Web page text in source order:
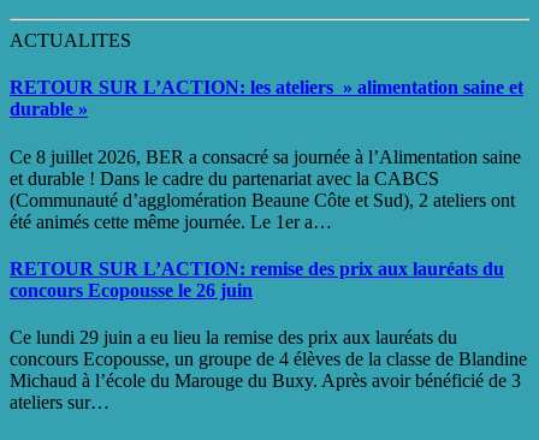
ACTUALITES
RETOUR SUR L’ACTION: les ateliers » alimentation saine et
durable »
Ce 8 juillet 2026, BER a consacré sa journée à l’Alimentation saine
et durable ! Dans le cadre du partenariat avec la CABCS
(Communauté d’agglomération Beaune Côte et Sud), 2 ateliers ont
été animés cette même journée. Le 1er a…
RETOUR SUR L’ACTION: remise des prix aux lauréats du
concours Ecopousse le 26 juin
Ce lundi 29 juin a eu lieu la remise des prix aux lauréats du
concours Ecopousse, un groupe de 4 élèves de la classe de Blandine
Michaud à l’école du Marouge du Buxy. Après avoir bénéficié de 3
ateliers sur…